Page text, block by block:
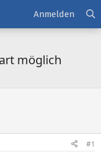
Anmelden
möglich
#1